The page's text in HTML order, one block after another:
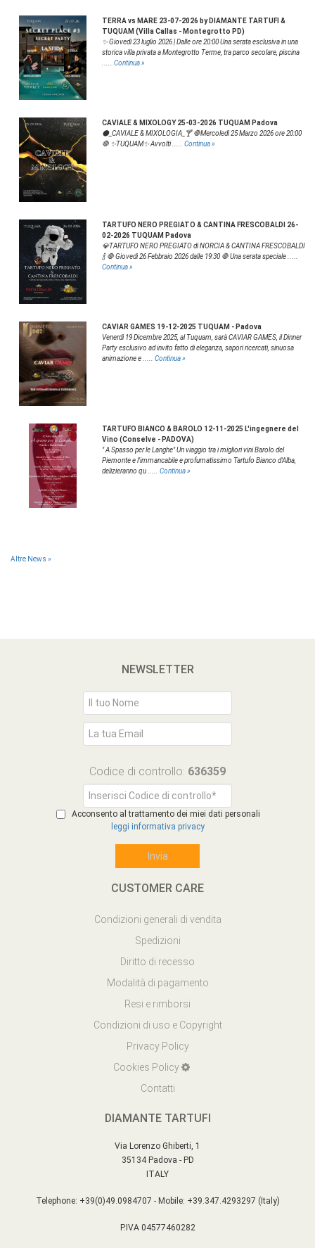
TERRA vs MARE 23-07-2026 by DIAMANTE TARTUFI &
TUQUAM (Villa Callas - Montegrotto PD)
✨ Giovedì 23 luglio 2026 | Dalle ore 20:00 Una serata esclusiva in una
storica villa privata a Montegrotto Terme, tra parco secolare, piscina
Continua »
CAVIALE & MIXOLOGY 25-03-2026 TUQUAM Padova
⚫️_CAVIALE & MIXOLOGIA_🍸 🛑Mercoledì 25 Marzo 2026 ore 20:00
🛑 ✨️TUQUAM✨️ Avvolti ..... Continua »
TARTUFO NERO PREGIATO & CANTINA FRESCOBALDI 26-
02-2026 TUQUAM Padova
💎TARTUFO NERO PREGIATO di NORCIA & CANTINA FRESCOBALDI
🍾 🛑 Giovedì 26 Febbraio 2026 dalle 19:30 🛑 Una serata speciale .....
Continua »
CAVIAR GAMES 19-12-2025 TUQUAM - Padova
Venerdì 19 Dicembre 2025, al Tuquam, sarà CAVIAR GAMES, il Dinner
Party esclusivo ad invito fatto di eleganza, sapori ricercati, sinuosa
animazione e ..... Continua »
TARTUFO BIANCO & BAROLO 12-11-2025 L'ingegnere del
Vino (Conselve - PADOVA)
" A Spasso per le Langhe" Un viaggio tra i migliori vini Barolo del
Piemonte e l'immancabile e profumatissimo Tartufo Bianco d'Alba,
delizieranno qu ..... Continua »
Altre News »
NEWSLETTER
Codice di controllo: 636359
Acconsento al trattamento dei miei dati personali
leggi informativa privacy
CUSTOMER CARE
Condizioni generali di vendita
Spedizioni
Diritto di recesso
Modalità di pagamento
Resi e rimborsi
Condizioni di uso e Copyright
Privacy Policy
Cookies Policy
Contatti
DIAMANTE TARTUFI
Via Lorenzo Ghiberti, 1
35134 Padova - PD
ITALY
Telephone: +39(0)49.0984707 - Mobile: +39.347.4293297 (Italy)
P.IVA 04577460282